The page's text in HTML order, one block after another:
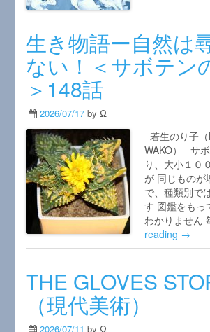
生き物語ー自然は
ない！＜サボテン
＞148話
2026/07/17 by Ω
若生のり子
WAKO） サ
り、大小１０
が 同じものが
で、種類別で
す 図鑑をもっ
わかりません
reading →
THE GLOVES
（現代美術）
2026/07/11 by Ω